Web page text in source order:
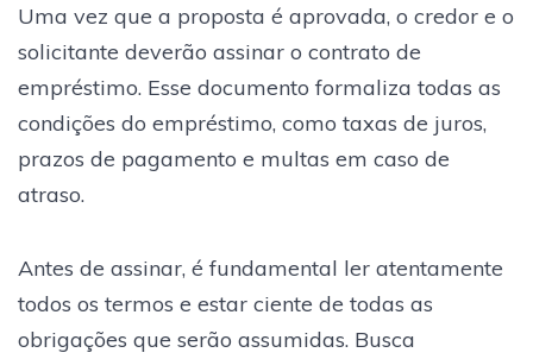
Uma vez que a proposta é aprovada, o credor e o
solicitante deverão assinar o contrato de
empréstimo. Esse documento formaliza todas as
condições do empréstimo, como taxas de juros,
prazos de pagamento e multas em caso de
atraso.
Antes de assinar, é fundamental ler atentamente
todos os termos e estar ciente de todas as
obrigações que serão assumidas. Busca